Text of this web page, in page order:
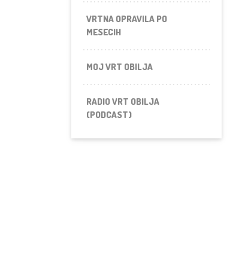
VRTNA OPRAVILA PO
MESECIH
MOJ VRT OBILJA
RADIO VRT OBILJA
(PODCAST)